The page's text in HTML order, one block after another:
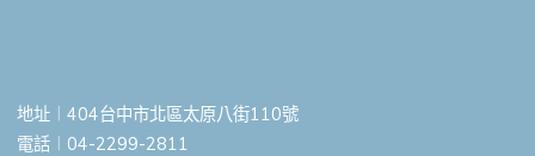
地址︱404台中市北區太原八街110號
電話︱04-2299-2811